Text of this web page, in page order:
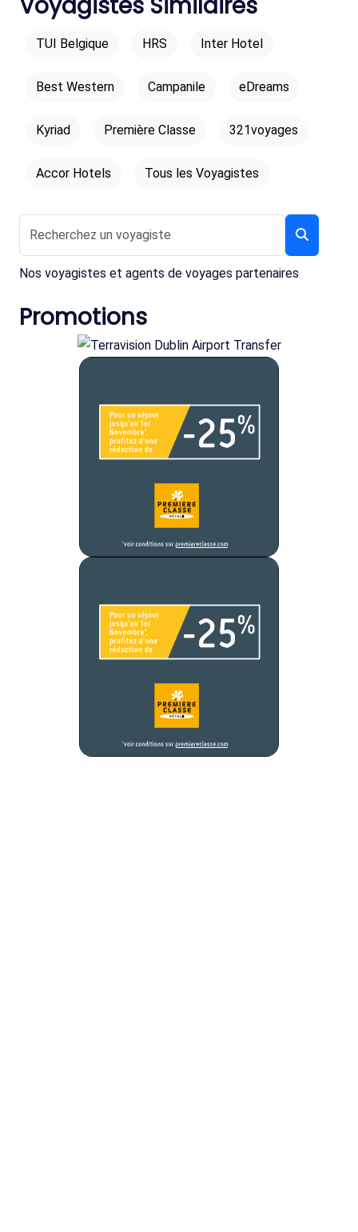
TUI Belgique HRS Inter Hotel
Best Western Campanile eDreams
Kyriad Première Classe 321voyages
Accor Hotels Tous les Voyagistes
Nos voyagistes et agents de voyages partenaires
Promotions